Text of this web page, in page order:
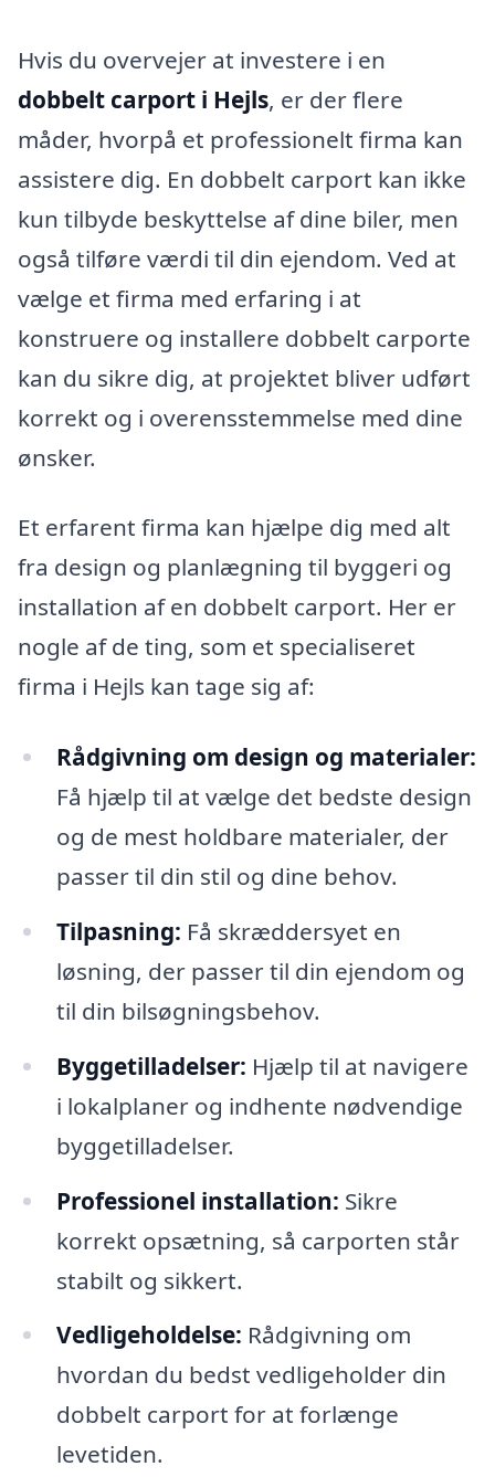
Hvis du overvejer at investere i en
dobbelt carport i Hejls, er der flere
måder, hvorpå et professionelt firma kan
assistere dig. En dobbelt carport kan ikke
kun tilbyde beskyttelse af dine biler, men
også tilføre værdi til din ejendom. Ved at
vælge et firma med erfaring i at
konstruere og installere dobbelt carporte
kan du sikre dig, at projektet bliver udført
korrekt og i overensstemmelse med dine
ønsker.
Et erfarent firma kan hjælpe dig med alt
fra design og planlægning til byggeri og
installation af en dobbelt carport. Her er
nogle af de ting, som et specialiseret
firma i Hejls kan tage sig af:
Rådgivning om design og materialer:
Få hjælp til at vælge det bedste design
og de mest holdbare materialer, der
passer til din stil og dine behov.
Tilpasning: Få skræddersyet en
løsning, der passer til din ejendom og
til din bilsøgningsbehov.
Byggetilladelser: Hjælp til at navigere
i lokalplaner og indhente nødvendige
byggetilladelser.
Professionel installation: Sikre
korrekt opsætning, så carporten står
stabilt og sikkert.
Vedligeholdelse: Rådgivning om
hvordan du bedst vedligeholder din
dobbelt carport for at forlænge
levetiden.